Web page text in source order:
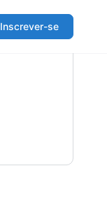
Inscrever-se